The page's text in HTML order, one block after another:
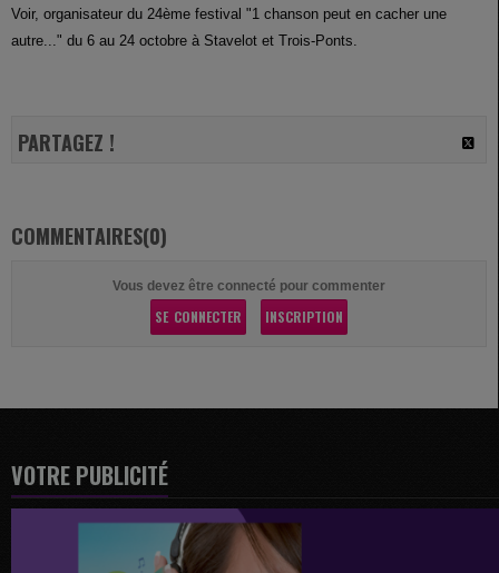
Voir, organisateur du 24ème festival "1 chanson peut en cacher une
autre..." du 6 au 24 octobre à Stavelot et Trois-Ponts.
PARTAGEZ !
COMMENTAIRES(0)
Vous devez être connecté pour commenter
SE CONNECTER INSCRIPTION
VOTRE PUBLICITÉ